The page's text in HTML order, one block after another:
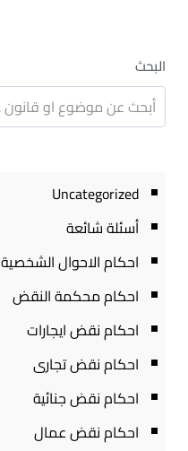
البحث
Uncategorized
أسئلة شائعة
احكام الاحوال الشخصية
احكام محكمة النقض
احكام نقض ايجارات
احكام نقض تجارى
احكام نقض جنائية
احكام نقض عمال